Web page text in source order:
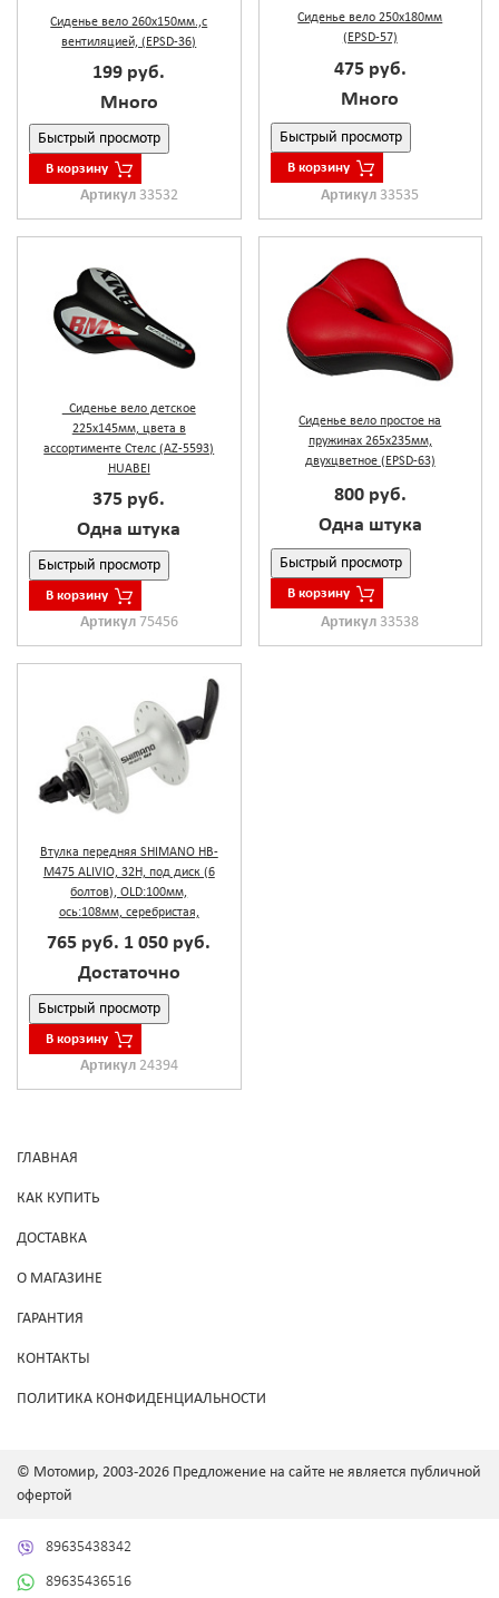
Сиденье вело 260х150мм.,с
вентиляцией, (EPSD-36)
199 руб.
Много
Быстрый просмотр
В корзину
Артикул 33532
Сиденье вело 250х180мм
(EPSD-57)
475 руб.
Много
Быстрый просмотр
В корзину
Артикул33535
_Сиденье вело детское
225х145мм, цвета в
ассортименте Стелс (AZ-5593)
HUABEI
375 руб.
Одна штука
Быстрый просмотр
В корзину
Артикул 75456
Сиденье вело простое на
пружинах 265х235мм,
двухцветное (EPSD-63)
800 руб.
Одна штука
Быстрый просмотр
В корзину
Артикул33538
Втулка передняя SHIMANO HB-
M475 ALIVIO, 32Н, под диск (6
болтов), OLD:100мм,
ось:108мм, серебристая,
765 руб. 1 050 руб.
Достаточно
Быстрый просмотр
В корзину
Артикул 24394
ГЛАВНАЯ
КАК КУПИТЬ
ДОСТАВКА
О МАГАЗИНЕ
ГАРАНТИЯ
КОНТАКТЫ
ПОЛИТИКА КОНФИДЕНЦИАЛЬНОСТИ
© Мотомир, 2003-2026 Предложение на сайте не является публичной
офертой
89635438342
89635436516